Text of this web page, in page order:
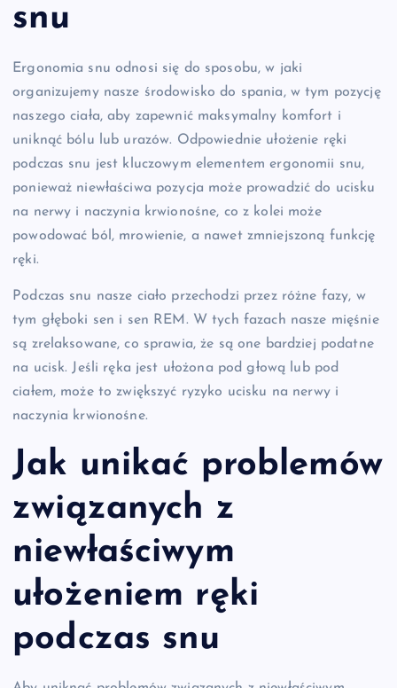
snu
Ergonomia snu odnosi się do sposobu, w jaki
organizujemy nasze środowisko do spania, w tym pozycję
naszego ciała, aby zapewnić maksymalny komfort i
uniknąć bólu lub urazów. Odpowiednie ułożenie ręki
podczas snu jest kluczowym elementem ergonomii snu,
ponieważ niewłaściwa pozycja może prowadzić do ucisku
na nerwy i naczynia krwionośne, co z kolei może
powodować ból, mrowienie, a nawet zmniejszoną funkcję
ręki.
Podczas snu nasze ciało przechodzi przez różne fazy, w
tym głęboki sen i sen REM. W tych fazach nasze mięśnie
są zrelaksowane, co sprawia, że są one bardziej podatne
na ucisk. Jeśli ręka jest ułożona pod głową lub pod
ciałem, może to zwiększyć ryzyko ucisku na nerwy i
naczynia krwionośne.
Jak unikać problemów
związanych z
niewłaściwym
ułożeniem ręki
podczas snu